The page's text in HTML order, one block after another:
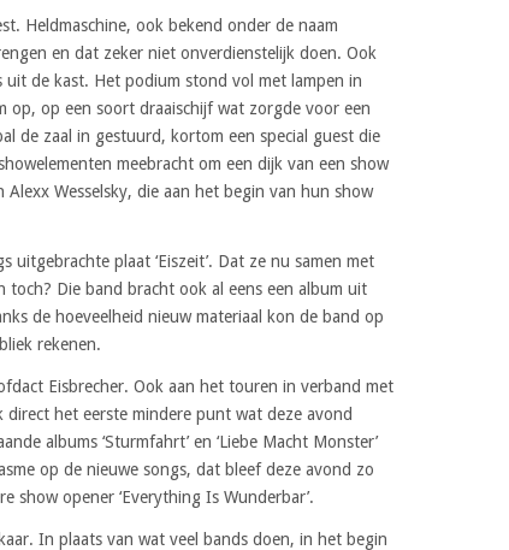
Heldmaschine, ook bekend onder de naam
en dat zeker niet onverdienstelijk doen. Ook
de kast. Het podium stond vol met lampen in
op, op een soort draaischijf wat zorgde voor een
de zaal in gestuurd, kortom een special guest die
meebracht om een dijk van een show
Wesselsky, die aan het begin van hun show
plaat ‘Eiszeit’. Dat ze nu samen met
toch? Die band bracht ook al eens een album uit
de hoeveelheid nieuw materiaal kon de band op
rekenen.
Eisbrecher. Ook aan het touren in verband met
direct het eerste mindere punt wat deze avond
albums ‘Sturmfahrt’ en ‘Liebe Macht Monster’
op de nieuwe songs, dat bleef deze avond zo
show opener ‘Everything Is Wunderbar’.
In plaats van wat veel bands doen, in het begin